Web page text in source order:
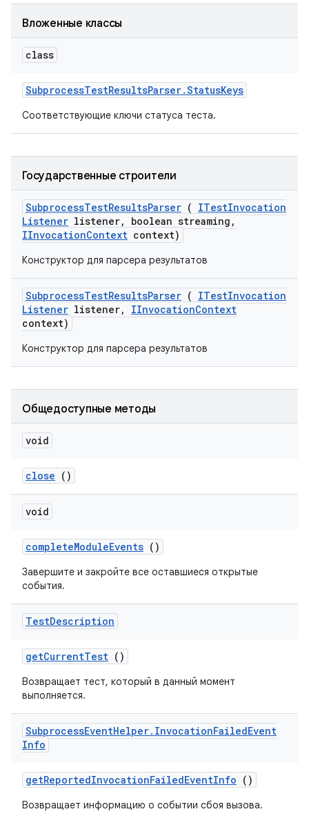
Вложенные классы
class
SubprocessTestResultsParser.StatusKeys
Соответствующие ключи статуса теста.
Государственные строители
SubprocessTestResultsParser ( ITestInvocation
Listener listener, boolean streaming ,
IInvocationContext context)
Конструктор для парсера результатов
SubprocessTestResultsParser ( ITestInvocation
Listener listener, IInvocationContext
context)
Конструктор для парсера результатов
Общедоступные методы
void
close ()
void
completeModuleEvents ()
Завершите и закройте все оставшиеся открытые
события.
TestDescription
getCurrentTest ()
Возвращает тест, который в данный момент
выполняется.
SubprocessEventHelper. InvocationFailedEvent
Info
getReportedInvocationFailedEventInfo ()
Возвращает информацию о событии сбоя вызова.